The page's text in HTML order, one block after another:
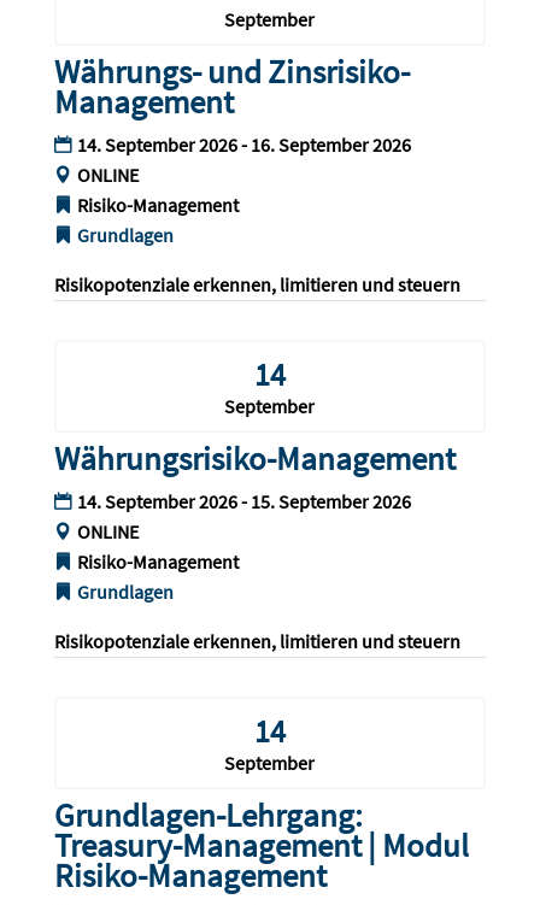
September
Währungs- und Zinsrisiko-
Management
14. September 2026 - 16. September 2026
ONLINE
Risiko-Management
Grundlagen
Risikopotenziale erkennen, limitieren und steuern
14
September
Währungsrisiko-Management
14. September 2026 - 15. September 2026
ONLINE
Risiko-Management
Grundlagen
Risikopotenziale erkennen, limitieren und steuern
14
September
Grundlagen-Lehrgang:
Treasury-Management | Modul
Risiko-Management